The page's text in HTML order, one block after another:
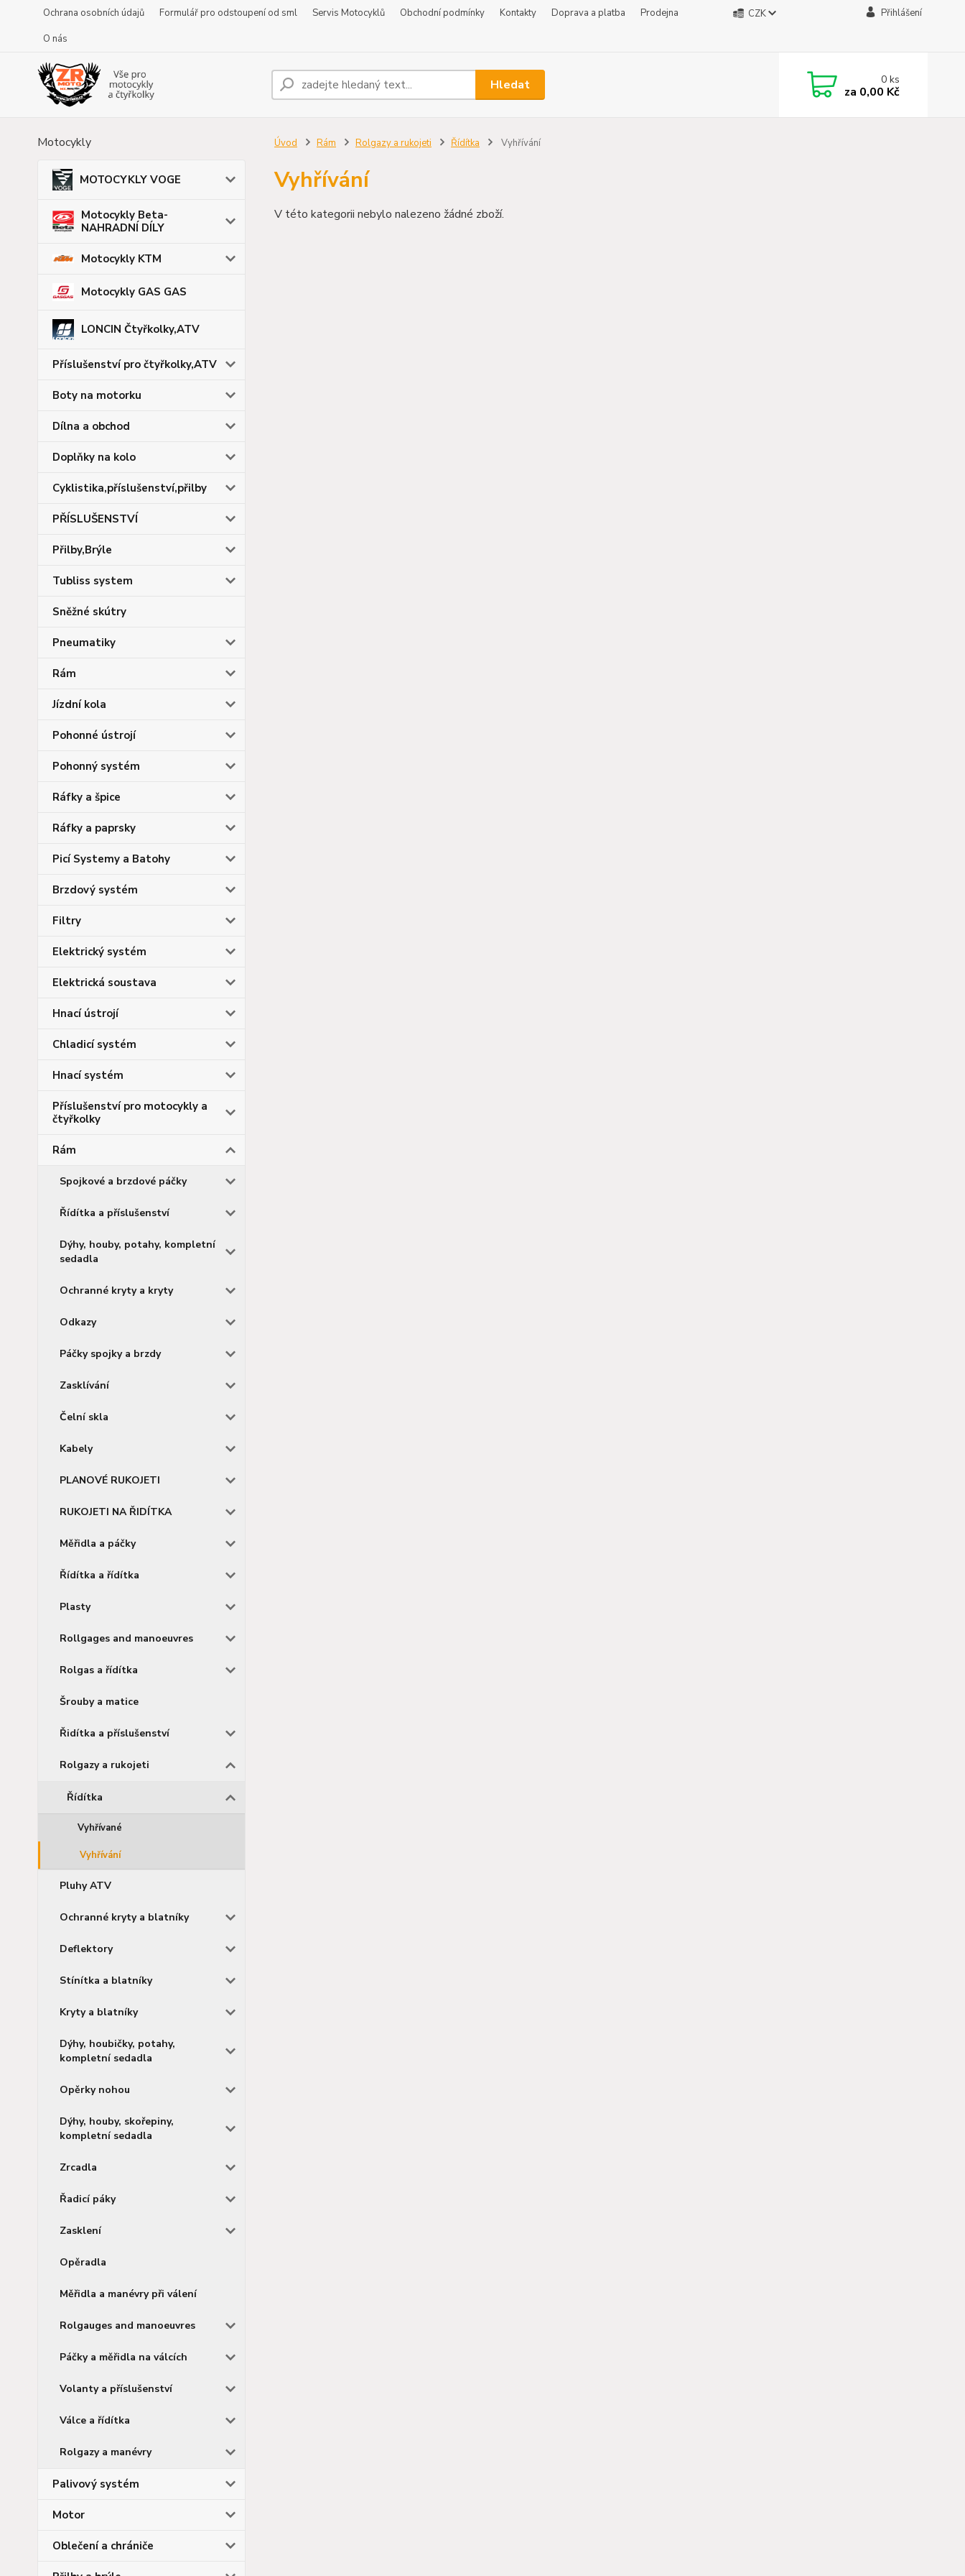
Ochrana osobních údajů Formulář pro odstoupení od sml Servis Motocyklů Obchodní podmínky Kontakty Doprava a platba
Prodejna
O nás
CZK Přihlášení
Hledat 0ks
za 0,00 Kč
Motocykly
MOTOCYKLY VOGE
Motocykly Beta-
NAHRADNÍ DÍLY
Motocykly KTM
Motocykly GAS GAS
LONCIN Čtyřkolky,ATV
Příslušenství pro čtyřkolky,ATV
Boty na motorku
Dílna a obchod
Doplňky na kolo
Cyklistika,příslušenství,přilby
PŘÍSLUŠENSTVÍ
Přilby,Brýle
Tubliss system
Sněžné skútry
Pneumatiky
Rám
Jízdní kola
Pohonné ústrojí
Pohonný systém
Ráfky a špice
Ráfky a paprsky
Picí Systemy a Batohy
Brzdový systém
Filtry
Elektrický systém
Elektrická soustava
Hnací ústrojí
Chladicí systém
Hnací systém
Příslušenství pro motocykly a
čtyřkolky
Rám
Spojkové a brzdové páčky
Řídítka a příslušenství
Dýhy, houby, potahy, kompletní
sedadla
Ochranné kryty a kryty
Odkazy
Páčky spojky a brzdy
Zasklívání
Čelní skla
Kabely
PLANOVÉ RUKOJETI
RUKOJETI NA ŘIDÍTKA
Měřidla a páčky
Řídítka a řídítka
Plasty
Rollgages and manoeuvres
Rolgas a řídítka
Šrouby a matice
Řidítka a příslušenství
Rolgazy a rukojeti
Řídítka
Vyhřívané
Vyhřívání
Pluhy ATV
Ochranné kryty a blatníky
Deflektory
Stínítka a blatníky
Kryty a blatníky
Dýhy, houbičky, potahy,
kompletní sedadla
Opěrky nohou
Dýhy, houby, skořepiny,
kompletní sedadla
Zrcadla
Řadicí páky
Zasklení
Opěradla
Měřidla a manévry při válení
Rolgauges and manoeuvres
Páčky a měřidla na válcích
Volanty a příslušenství
Válce a řídítka
Rolgazy a manévry
Palivový systém
Motor
Oblečení a chrániče
Úvod Rám Rolgazy a rukojeti Řídítka Vyhřívání
Vyhřívání
V této kategorii nebylo nalezeno žádné zboží.